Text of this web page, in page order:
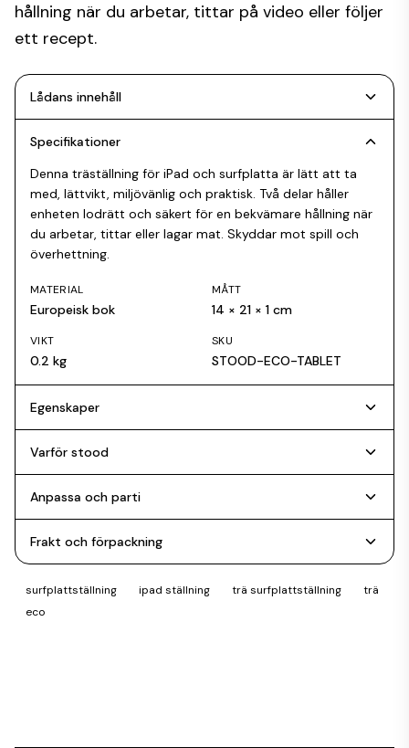
hållning när du arbetar, tittar på video eller följer
ett recept.
Lådans innehåll
Specifikationer
Denna träställning för iPad och surfplatta är lätt att ta
med, lättvikt, miljövänlig och praktisk. Två delar håller
enheten lodrätt och säkert för en bekvämare hållning när
du arbetar, tittar eller lagar mat. Skyddar mot spill och
överhettning.
MATERIAL
Europeisk bok
MÅTT
14 × 21 × 1 cm
VIKT
0.2 kg
SKU
STOOD-ECO-TABLET
Egenskaper
Varför stood
Anpassa och parti
Frakt och förpackning
surfplattställning ipad ställning trä surfplattställning
trä
eco